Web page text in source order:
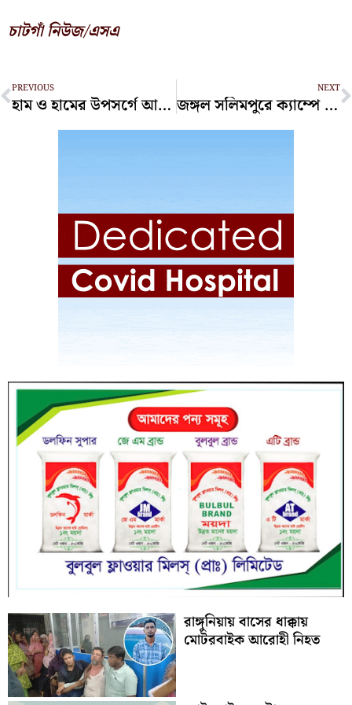
চাটগাঁ নিউজ/এসএ
Prev
PREVIOUS
হাম ও হামের উপসর্গে আরও ১০ শিশুর মৃত্যু
NEXT
জঙ্গল সলিমপুরে ক্যাম্পে হামলার ঘটনায় মামলা, আসামি ৩ শতাধিক
রাঙ্গুনিয়ায় বাসের ধাক্কায়
মোটরবাইক আরোহী নিহত